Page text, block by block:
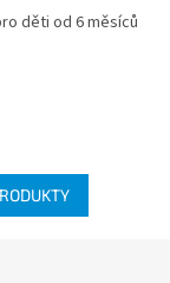
děti od 6 měsíců